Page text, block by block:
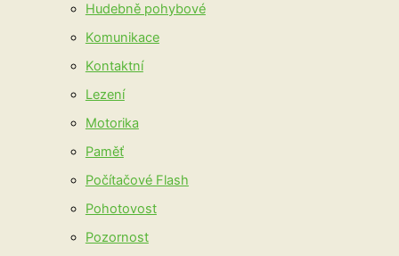
Hudebně pohybové
Komunikace
Kontaktní
Lezení
Motorika
Paměť
Počítačové Flash
Pohotovost
Pozornost